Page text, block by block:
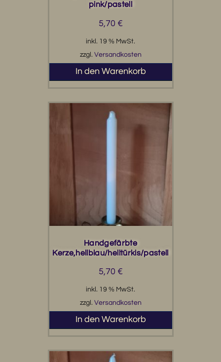
pink/pastell
5,70 €
inkl. 19 % MwSt.
zzgl. Versandkosten
In den Warenkorb
Handgefärbte
Kerze,hellblau/helltürkis/pastell
5,70 €
inkl. 19 % MwSt.
zzgl. Versandkosten
In den Warenkorb